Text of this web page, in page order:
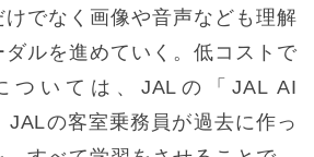
けでなく画像や音声なども理解
ダルを進めていく。低コストで
ついては、JALの「JAL AI
JALの客室乗務員が過去に作っ